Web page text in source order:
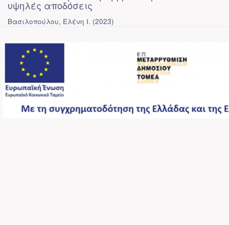
υψηλές αποδόσεις
Βασιλοπούλου, Ελένη Ι. (2023)